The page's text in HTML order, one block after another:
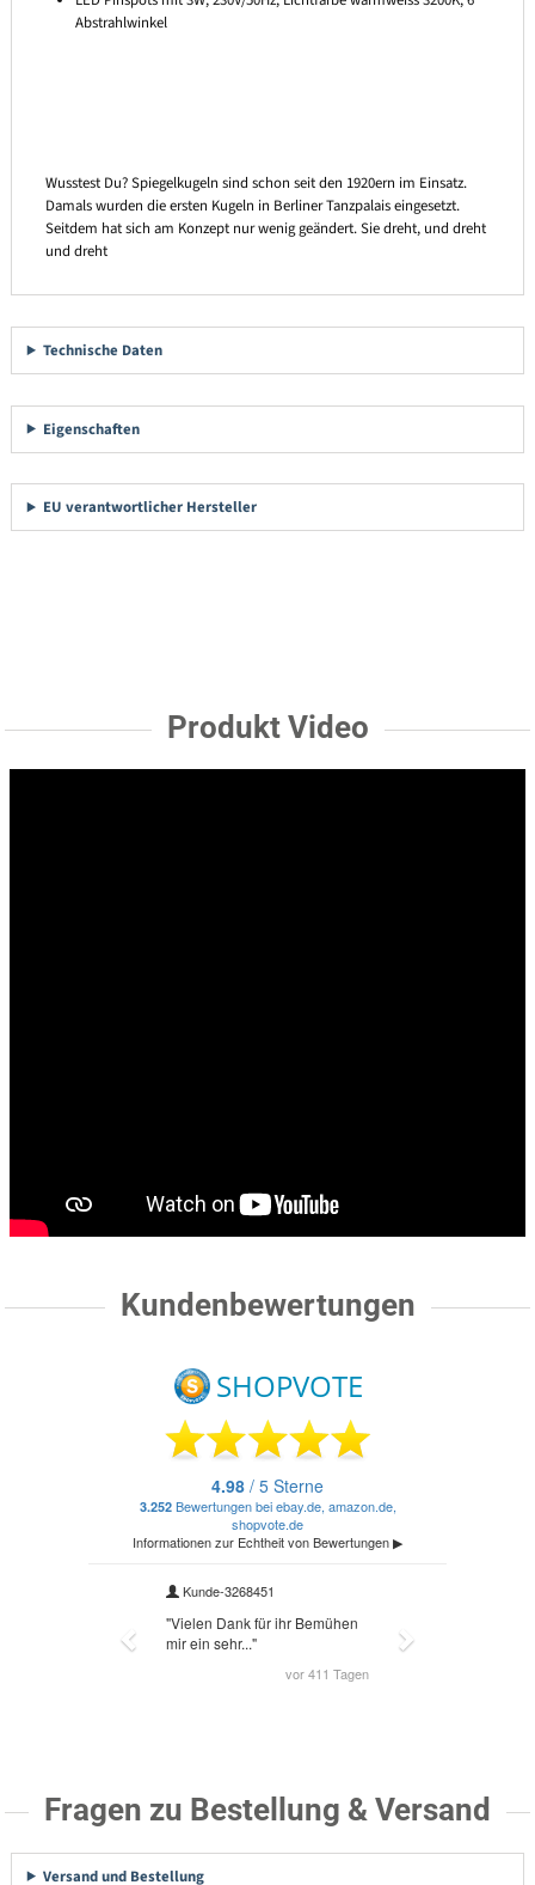
Abstrahlwinkel
Wusstest Du? Spiegelkugeln sind schon seit den 1920ern im Einsatz.
Damals wurden die ersten Kugeln in Berliner Tanzpalais eingesetzt.
Seitdem hat sich am Konzept nur wenig geändert. Sie dreht, und dreht
und dreht
Technische Daten
Eigenschaften
EU verantwortlicher Hersteller
Produkt Video
Kundenbewertungen
Fragen zu Bestellung & Versand
Versand und Bestellung